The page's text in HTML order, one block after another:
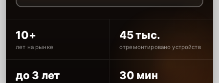
10+
лет на рынке
45 тыс.
отремонтировано устройств
до 3 лет 30 мин